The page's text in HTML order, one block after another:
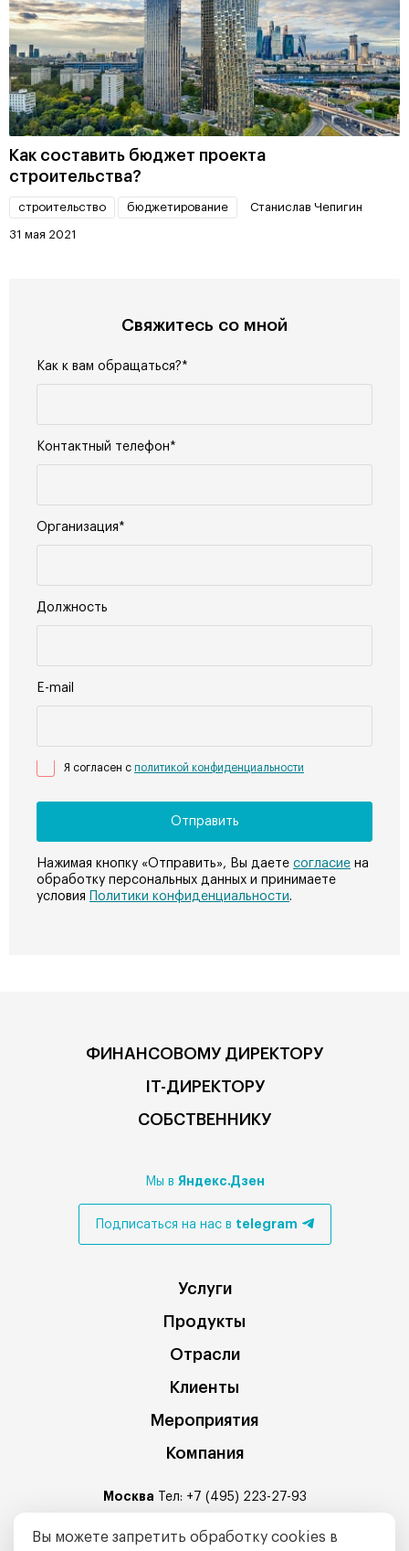
Как составить бюджет проекта
строительства?
строительство бюджетирование Станислав Чепигин
31 мая 2021
Свяжитесь со мной
Как к вам обращаться?*
Контактный телефон*
Организация*
Должность
E-mail
Я согласен с политикой конфиденциальности
Нажимая кнопку «Отправить», Вы даете согласие на
обработку персональных данных и принимаете
условия
Политики конфиденциальности.
ФИНАНСОВОМУ ДИРЕКТОРУ
IT-ДИРЕКТОРУ
СОБСТВЕННИКУ
Мы в Яндекс.Дзен
Подписаться на нас в telegram
Услуги
Продукты
Отрасли
Клиенты
Мероприятия
Компания
Москва Тел: +7 (495) 223-27-93
Санкт-Петербург
: Средний проспект В.О. 88А, БЦ Балтис
Центр офис № 320
Вы можете запретить обработку cookies в